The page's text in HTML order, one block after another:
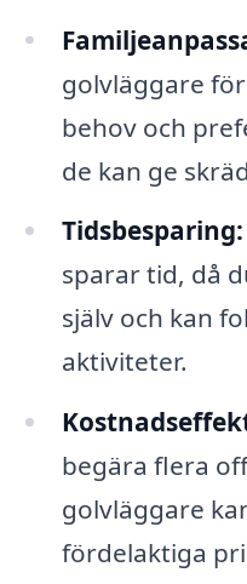
golvläggare
behov och
de kan ge
Tidsbesparing:
sparar tid, då
själv och kan
aktiviteter.
begära flera
golvläggare
fördelaktiga